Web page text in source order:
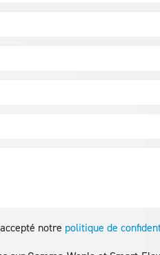
notre politique de